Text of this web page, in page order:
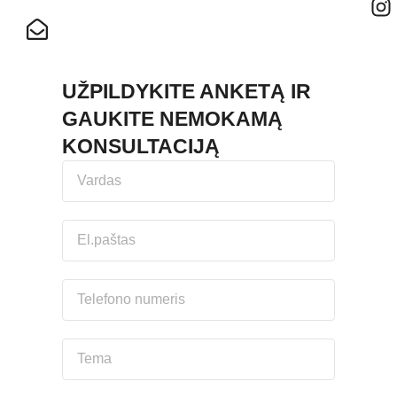
UŽPILDYKITE ANKETĄ IR
GAUKITE NEMOKAMĄ
KONSULTACIJĄ